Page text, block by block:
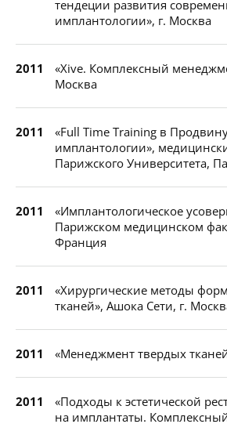
тендеции развития
имплантологии», г. Москва
2011
«Xive. Комплексный
Москва
2011
«Full Time Training в
имплантологии»,
Парижского Университета,
2011
«Имплантологическое
Парижском медицинском
Франция
2011
«Хирургические методы
тканей», Ашока Сети, г.
2011 «Менеджмент твердых
2011
«Подходы к эстетической
на имплантаты.